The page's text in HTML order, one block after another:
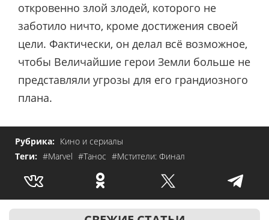
откровенно злой злодей, которого не
заботило ничто, кроме достижения своей
цели. Фактически, он делал всё возможное,
чтобы Величайшие герои Земли больше не
представляли угрозы для его грандиозного
плана.
Рубрика: Кино и сериалы
Теги: #Marvel #Танос #Мстители: Финал